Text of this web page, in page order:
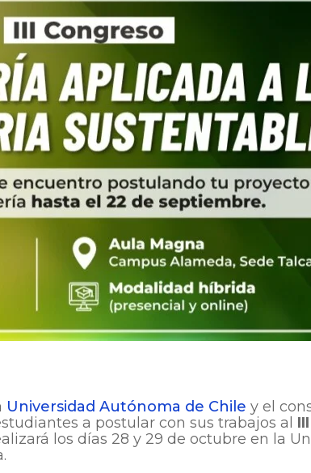
Universidad Autónoma de Chile y el
a postular con sus trabajos al
los días 28 y 29 de octubre en la